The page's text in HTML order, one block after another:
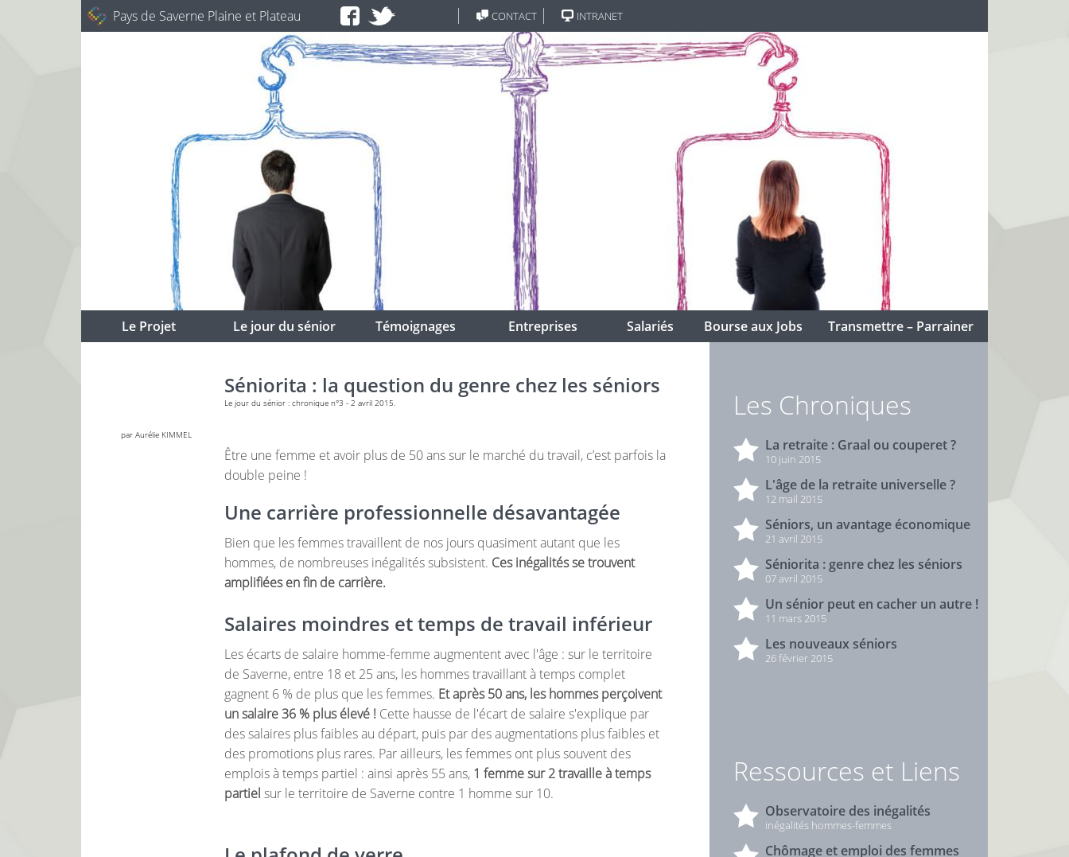
Pays de Saverne Plaine et Plateau CONTACT INTRANET
Le Projet Le jour du sénior Témoignages Entreprises Salariés Bourse aux Jobs Transmettre – Parrainer
Séniorita : la question du genre chez les séniors
Les Chroniques
Le jour du sénior : chronique n°3 - 2 avril 2015.
par Aurélie KIMMEL
La retraite : Graal ou couperet ?
Être une femme et avoir plus de 50 ans sur le marché du travail, c’est parfois la
double peine !
10 juin 2015
L'âge de la retraite universelle ?
12 mail 2015
Une carrière professionnelle désavantagée
Séniors, un avantage économique
Bien que les femmes travaillent de nos jours quasiment autant que les
hommes, de nombreuses inégalités subsistent. Ces inégalités se trouvent
amplifiées en fin de carrière.
21 avril 2015
Séniorita : genre chez les séniors
07 avril 2015
Un sénior peut en cacher un autre !
Salaires moindres et temps de travail inférieur 11 mars 2015
Les nouveaux séniors
Les écarts de salaire homme-femme augmentent avec l'âge : sur le territoire
de Saverne, entre 18 et 25 ans, les hommes travaillant à temps complet
gagnent 6 % de plus que les femmes. Et après 50 ans, les hommes perçoivent
un salaire 36 % plus élevé ! Cette hausse de l'écart de salaire s'explique par
des salaires plus faibles au départ, puis par des augmentations plus faibles et
des promotions plus rares. Par ailleurs, les femmes ont plus souvent des
emplois à temps partiel : ainsi après 55 ans, 1 femme sur 2 travaille à temps
partiel sur le territoire de Saverne contre 1 homme sur 10.
26 février 2015
Ressources et Liens
Observatoire des inégalités
inégalités hommes-femmes
Chômage et emploi des femmes